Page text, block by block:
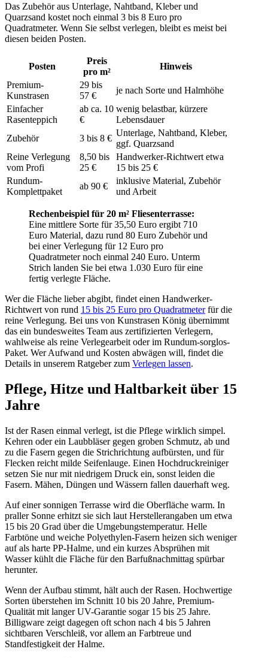
Das Zubehör aus Unterlage, Nahtband, Kleber und
Quarzsand kostet noch einmal 3 bis 8 Euro pro
Quadratmeter. Wenn Sie selbst verlegen, bleibt es meist bei
diesen beiden Posten.
Posten
Preis
pro m²
Hinweis
Premium-
Kunstrasen
29 bis
57 €
je nach Sorte und Halmhöhe
Einfacher
Rasenteppich
ab ca. 10
€
wenig belastbar, kürzere
Lebensdauer
Zubehör
3 bis 8 €
Unterlage, Nahtband, Kleber,
ggf. Quarzsand
Reine Verlegung
vom Profi
8,50 bis
25 €
Handwerker-Richtwert etwa
15 bis 25 €
Rundum-
Komplettpaket
ab 90 €
inklusive Material, Zubehör
und Arbeit
Rechenbeispiel für 20 m² Fliesenterrasse:
Eine mittlere Sorte für 35,50 Euro ergibt 710
Euro Material, dazu rund 80 Euro Zubehör und
bei einer Verlegung für 12 Euro pro
Quadratmeter noch einmal 240 Euro. Unterm
Strich landen Sie bei etwa 1.030 Euro für eine
fertig verlegte Fläche.
Wer die Fläche lieber abgibt, findet einen Handwerker-
Richtwert von rund 15 bis 25 Euro pro Quadratmeterfür die
reine Verlegung. Bei uns von Kunstrasen König übernimmt
das ein bundesweites Team aus zertifizierten Verlegern,
wahlweise als reine Verlegearbeit oder im Rundum-sorglos-
Paket. Wer Aufwand und Kosten abwägen will, findet die
Details in unserem Ratgeber zum Verlegen lassen.
Pflege, Hitze und Haltbarkeit über 15
Jahre
Ist der Rasen einmal verlegt, ist die Pflege wirklich simpel.
Kehren oder ein Laubbläser gegen groben Schmutz, ab und
zu die Fasern gegen die Strichrichtung aufbürsten, und für
Flecken reicht milde Seifenlauge. Einen Hochdruckreiniger
setzen Sie nur mit niedrigem Druck ein, sonst leiden die
Fasern. Mähen, Düngen und Wässern fallen dauerhaft weg.
Auf einer sonnigen Terrasse wird die Oberfläche warm. In
praller Sonne erhitzt sie sich laut Herstellerangaben um etwa
15 bis 20 Grad über die Umgebungstemperatur. Helle
Farbtöne und weiche Polyethylen-Fasern heizen sich weniger
auf als harte PP-Halme, und ein kurzes Absprühen mit
Wasser kühlt die Fläche für den Barfußnachmittag spürbar
herunter.
Wenn der Aufbau stimmt, hält auch der Rasen. Hochwertige
Sorten überstehen im Schnitt 10 bis 20 Jahre, Premium-
Qualität mit langer UV-Garantie sogar 15 bis 25 Jahre.
Billigware zeigt dagegen oft schon nach 4 bis 5 Jahren
sichtbaren Verschleiß, vor allem an Farbtreue und
Standfestigkeit der Halme.